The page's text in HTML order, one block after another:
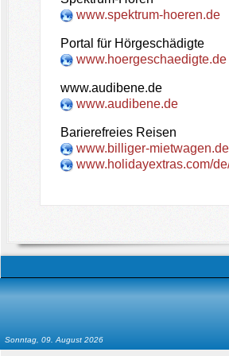
Sonntag, 09. August 2026
www.spektrum-hoeren.de
Portal für Hörgeschädigte
www.hoergeschaedigte.de
www.audibene.de
www.audibene.de
Barierefreies Reisen
www.billiger-
www.holidayextras.com/